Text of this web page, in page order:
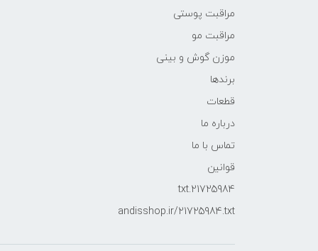
مراقبت پوستی
مراقبت مو
موزن گوش و بینی
برندها
قطعات
درباره ما
تماس با ما
قوانین
21725984.txt
andisshop.ir/21725984.txt